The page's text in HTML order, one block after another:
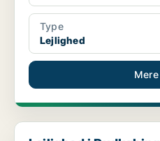
Type
Lejlighed
Lejlighed i Rudkøbing